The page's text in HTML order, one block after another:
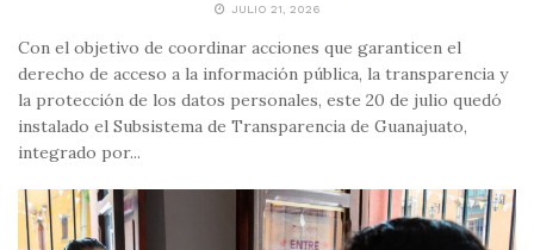
JULIO 21, 2026
Con el objetivo de coordinar acciones que garanticen el
derecho de acceso a la información pública, la transparencia y
la protección de los datos personales, este 20 de julio quedó
instalado el Subsistema de Transparencia de Guanajuato,
integrado por...